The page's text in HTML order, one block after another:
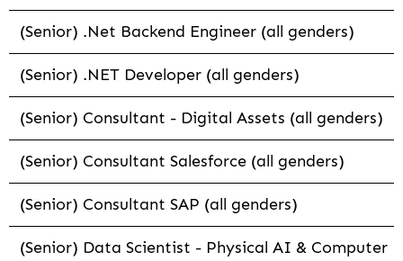
(Senior) .Net Backend Engineer (all genders)
(Senior) .NET Developer (all genders)
(Senior) Consultant - Digital Assets (all genders)
(Senior) Consultant Salesforce (all genders)
(Senior) Consultant SAP (all genders)
(Senior) Data Scientist - Physical AI & Computer